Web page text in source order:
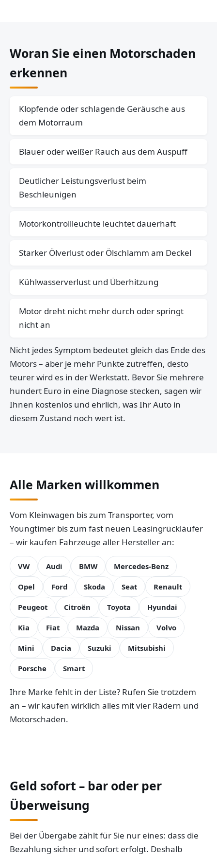
Woran Sie einen Motorschaden
erkennen
Klopfende oder schlagende Geräusche aus
dem Motorraum
Blauer oder weißer Rauch aus dem Auspuff
Deutlicher Leistungsverlust beim
Beschleunigen
Motorkontrollleuchte leuchtet dauerhaft
Starker Ölverlust oder Ölschlamm am Deckel
Kühlwasserverlust und Überhitzung
Motor dreht nicht mehr durch oder springt
nicht an
Nicht jedes Symptom bedeutet gleich das Ende des
Motors – aber je mehr Punkte zutreffen, desto
teurer wird es in der Werkstatt. Bevor Sie mehrere
hundert Euro in eine Diagnose stecken, sagen wir
Ihnen kostenlos und ehrlich, was Ihr Auto in
diesem Zustand noch wert ist.
Alle Marken willkommen
Vom Kleinwagen bis zum Transporter, vom
Youngtimer bis zum fast neuen Leasingrückläufer
– wir kaufen Fahrzeuge aller Hersteller an:
VW Audi BMW Mercedes-Benz
Opel Ford Skoda Seat Renault
Peugeot Citroën Toyota Hyundai
Kia Fiat Mazda Nissan Volvo
Mini Dacia Suzuki Mitsubishi
Porsche Smart
Ihre Marke fehlt in der Liste? Rufen Sie trotzdem
an – wir kaufen wirklich alles mit vier Rädern und
Motorschaden.
Geld sofort – bar oder per
Überweisung
Bei der Übergabe zählt für Sie nur eines: dass die
Bezahlung sicher und sofort erfolgt. Deshalb